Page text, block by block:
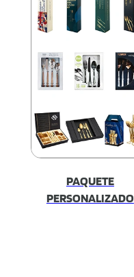
PAQUETE
PERSONALIZADO